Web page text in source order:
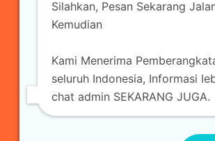
Home
Travel
Kirim Paket Blog
Silahkan, Pesan Sekarang
Kemudian
Kami Menerima
seluruh Indonesia, Informasi
chat admin SEKARANG JUGA.